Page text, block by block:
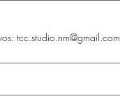
tcc.studio.nm@gmail.com